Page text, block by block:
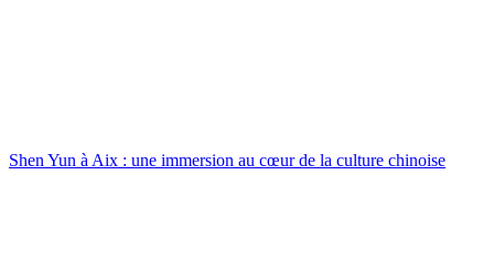
Shen Yun à Aix : une immersion au cœur de la culture chinoise